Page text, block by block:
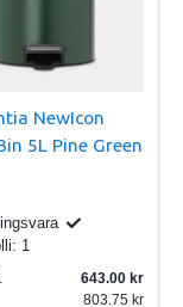
NewIcon
5L Pine Green
1
643.00
803.75